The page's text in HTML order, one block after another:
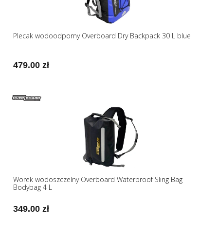
Plecak wodoodporny Overboard Dry Backpack 30 L blue
479.00 zł
Worek wodoszczelny Overboard Waterproof Sling Bag
Bodybag 4 L
349.00 zł